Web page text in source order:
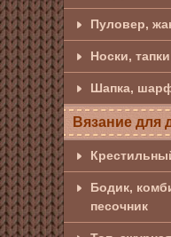
Пуловер,
Носки, тапки
Шапка,
Вязание для
Бодик,
песочник